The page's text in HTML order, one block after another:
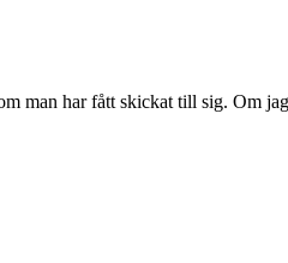
man har fått skickat till sig. Om